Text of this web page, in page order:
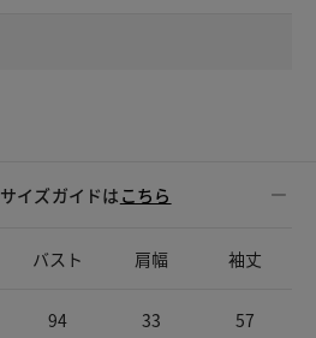
サイズガイドは こちら
バスト 肩幅 袖丈
94 33 57